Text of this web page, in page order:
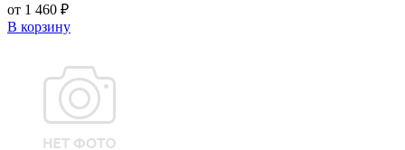
от 1 460 ₽
В корзину